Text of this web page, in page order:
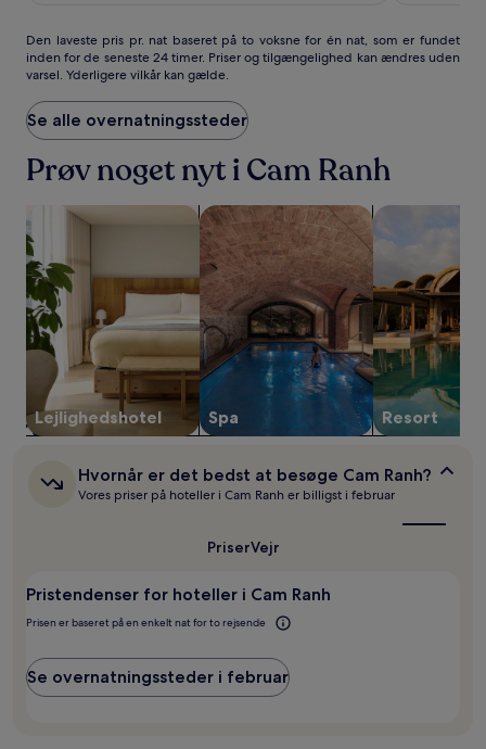
Den
laveste
pris
pr.
nat
baseret
på
to
én
nat,
som
er
fundet
inden
for
seneste
24
timer.
tilgængelighed
Yderligere
vilkår
kan
Den laveste pris pr. nat baseret på to voksne for én nat, som er fundet
inden for de seneste 24 timer. Priser og tilgængelighed kan ændres uden
varsel. Yderligere vilkår kan gælde.
Se alle overnatningssteder
Prøv noget nyt i Cam Ranh
Lejlighedshotel
Søg efter lejlighedshoteller
Spa
Søg efter overnatningssteder med
Resort
Søg efter
Hvornår
er
Ranh?
Hvornår er det bedst at besøge Cam Ranh?
Vores priser på hoteller i Cam Ranh er billigst i februar
PriserVejr
Pristendenser for hoteller i Cam Ranh
Prisen er baseret på en enkelt nat for to rejsende
Se overnatningssteder i februar